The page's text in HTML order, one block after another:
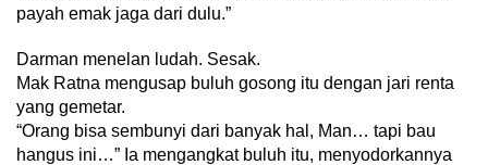
payah emak jaga dari dulu.”
Darman menelan ludah. Sesak.
Mak Ratna mengusap buluh gosong itu dengan jari renta
yang gemetar.
“Orang bisa sembunyi dari banyak hal, Man… tapi bau
hangus ini…” Ia mengangkat buluh itu, menyodorkannya